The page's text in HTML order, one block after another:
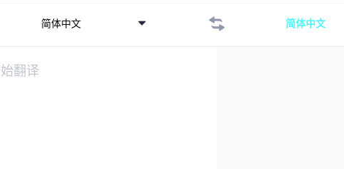
简体中文 简体中文